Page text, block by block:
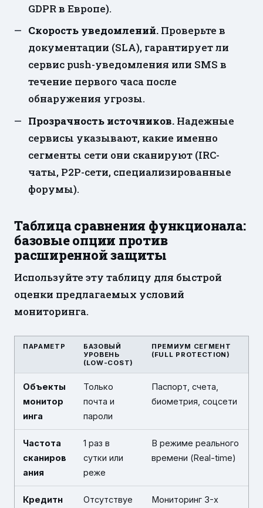
GDPR в Европе).
Скорость уведомлений. Проверьте в
документации (SLA), гарантирует ли
сервис push-уведомления или SMS в
течение первого часа после
обнаружения угрозы.
Прозрачность источников. Надежные
сервисы указывают, какие именно
сегменты сети они сканируют (IRC-
чаты, P2P-сети, специализированные
форумы).
Таблица сравнения функционала:
базовые опции против
расширенной защиты
Используйте эту таблицу для быстрой
оценки предлагаемых условий
мониторинга.
ПАРАМЕТР
БАЗОВЫЙ
УРОВЕНЬ
(LOW-COST)
ПРЕМИУМ СЕГМЕНТ
(FULL PROTECTION)
Объекты
монитор
инга
Только
почта и
пароли
Паспорт, счета,
биометрия, соцсети
Частота
сканиров
ания
1 раз в
сутки или
реже
В режиме реального
времени (Real-time)
Кредитн
Отсутствуе
Мониторинг 3-х